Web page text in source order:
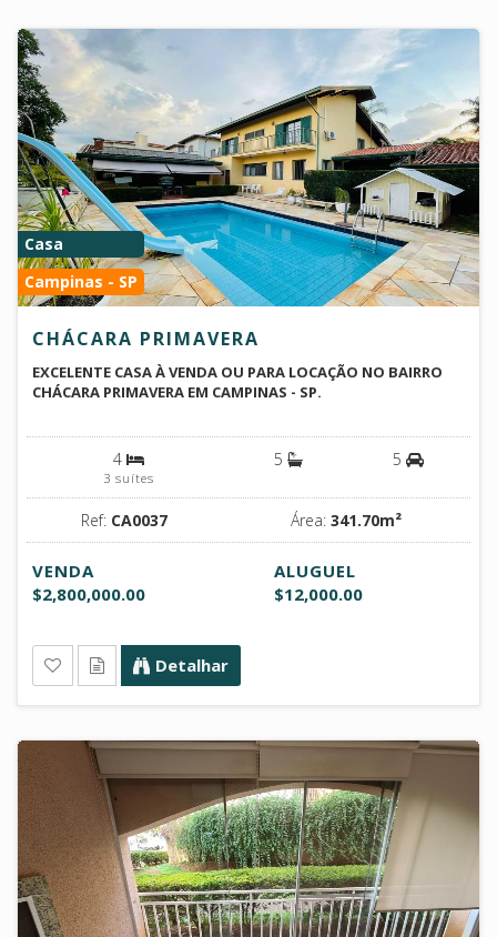
Casa
Campinas - SP
CHÁCARA PRIMAVERA
EXCELENTE CASA À VENDA OU PARA LOCAÇÃO NO BAIRRO
CHÁCARA PRIMAVERA EM CAMPINAS - SP.
4
3 suítes
5 5
Ref: CA0037 Área: 341.70m²
VENDA
$2,800,000.00
ALUGUEL
$12,000.00
Detalhar